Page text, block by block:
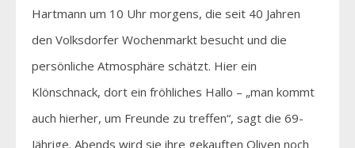
Hartmann um 10 Uhr morgens, die seit 40 Jahren
den Volksdorfer Wochenmarkt besucht und die
persönliche Atmosphäre schätzt. Hier ein
Klönschnack, dort ein fröhliches Hallo – „man kommt
auch hierher, um Freunde zu treffen“, sagt die 69-
Jährige. Abends wird sie ihre gekauften Oliven noch